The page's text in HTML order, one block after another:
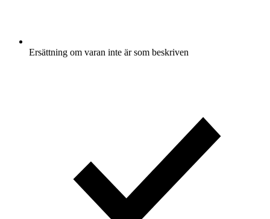
Ersättning om varan inte är som beskriven